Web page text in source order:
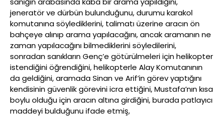
jeneratör ve dürbün bulunduğunu, durumu karakol
komutanına söylediklerini, talimatı üzerine aracın ön
bahçeye alınıp arama yapılacağını, ancak aramanın ne
zaman yapılacağını bilmediklerini söyledilerini,
sonradan sanıkların Genç’e götürülmeleri için helikopter
istendiğini öğrendiğini, helikopterle Alay Komutanının
da geldiğini, aramada Sinan ve Arif’in görev yaptığını
kendisinin güvenlik görevini icra ettiğini, Mustafa’nın kısa
boylu olduğu için aracın altına girdiğini, burada patlayıcı
maddeyi bulduğunu ifade etmiş,